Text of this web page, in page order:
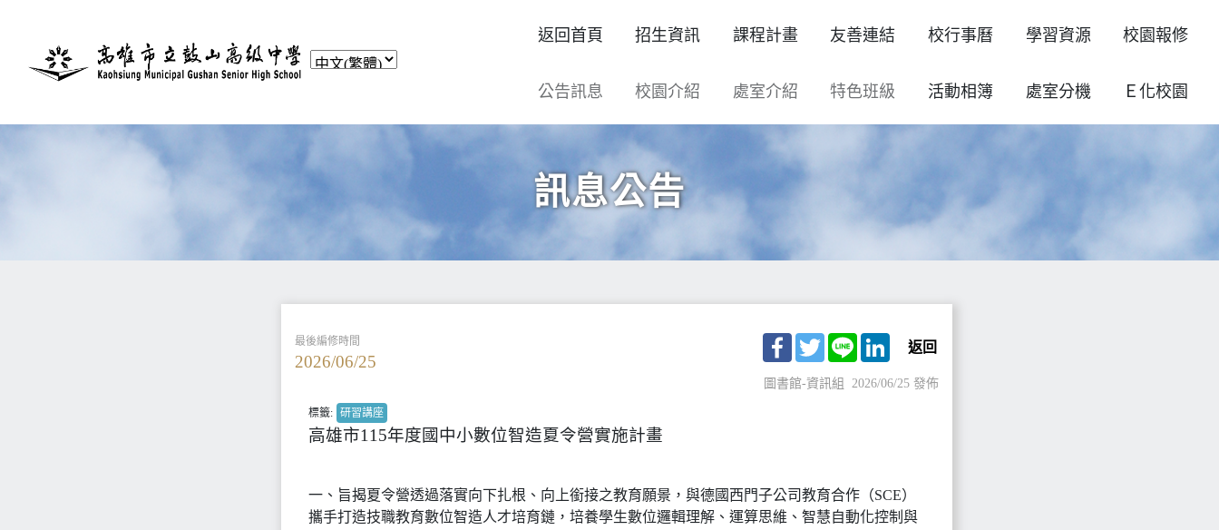
返回首頁 招生資訊 課程計畫 友善連結 校行事曆 學習資源 校園報修
公告訊息 校園介紹 處室介紹 特色班級 活動相簿 處室分機 Ｅ化校園
訊息公告
最後編修時間
2026/06/25
Facebook
TwitterLine LinkedIn
返回
圖書館-資訊組 2026/06/25 發佈
標籤: 研習講座
高雄市115年度國中小數位智造夏令營實施計畫
一、旨揭夏令營透過落實向下扎根、向上銜接之教育願景，與德國西門子公司教育合作（SCE）
攜手打造技職教育數位智造人才培育鏈，培養學生數位邏輯理解、運算思維、智慧自動化控制與